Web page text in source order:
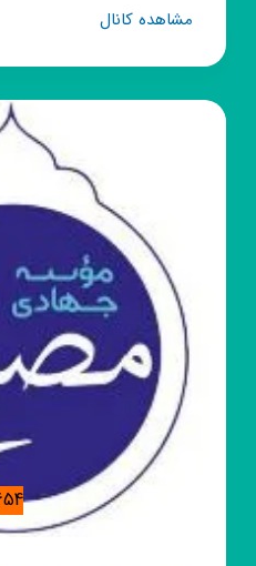
مشاهده کانالکانال
دانشگاه
علوم
مشهد